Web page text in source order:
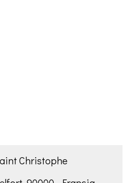
Christophe